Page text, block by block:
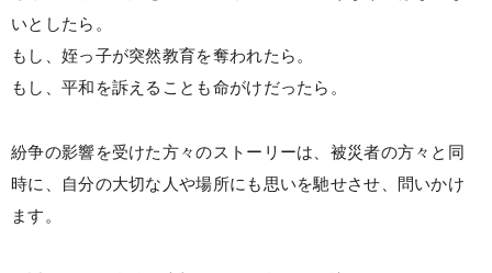
いとしたら。
もし、姪っ子が突然教育を奪われたら。
もし、平和を訴えることも命がけだったら。
紛争の影響を受けた方々のストーリーは、被災者の方々と同
時に、自分の大切な人や場所にも思いを馳せさせ、問いかけ
ます。